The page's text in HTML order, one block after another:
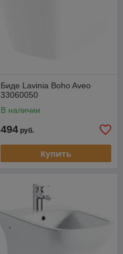
Биде Lavinia Boho Aveo
33060050
В наличии
494 руб.
Купить